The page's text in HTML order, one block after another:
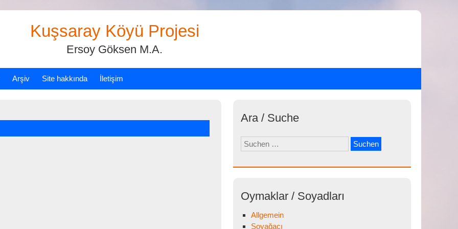
Kuşsaray Köyü Projesi
Ersoy Göksen M.A.
Arşiv Site hakkında İletişim
Ara / Suche
Suchen
nach:
Oymaklar / Soyadları
Allgemein
Soyağacı